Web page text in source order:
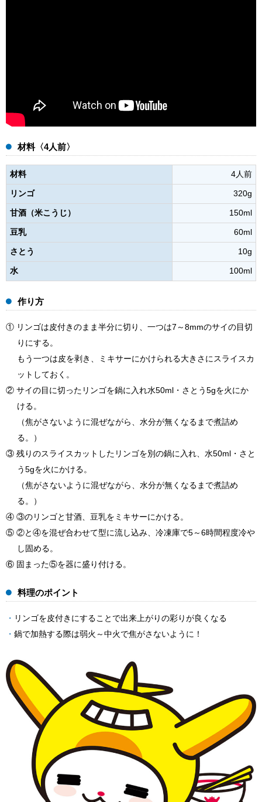
材料〈4人前〉
材料 4人前
リンゴ 320g
甘酒（米こうじ） 150ml
豆乳 60ml
さとう 10g
水 100ml
作り方
① リンゴは皮付きのまま半分に切り、一つは7～8mmのサイの目切
りにする。
もう一つは皮を剥き、ミキサーにかけられる大きさにスライスカ
ットしておく。
② サイの目に切ったリンゴを鍋に入れ水50ml・さとう5gを火にか
ける。
（焦がさないように混ぜながら、水分が無くなるまで煮詰め
る。）
③ 残りのスライスカットしたリンゴを別の鍋に入れ、水50ml・さと
う5gを火にかける。
（焦がさないように混ぜながら、水分が無くなるまで煮詰め
る。）
④ ③のリンゴと甘酒、豆乳をミキサーにかける。
⑤ ②と④を混ぜ合わせて型に流し込み、冷凍庫で5～6時間程度冷や
し固める。
⑥ 固まった⑤を器に盛り付ける。
料理のポイント
リンゴを皮付きにすることで出来上がりの彩りが良くなる
鍋で加熱する際は弱火～中火で焦がさないように！